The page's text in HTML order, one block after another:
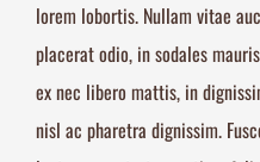
lorem lobortis. Nullam vitae
placerat odio, in sodales
ex nec libero mattis, in
nisl ac pharetra dignissim.